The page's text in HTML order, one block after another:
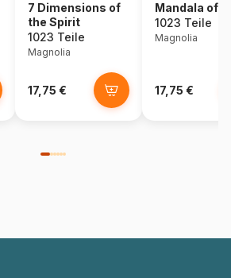
7 Dimensions of
the Spirit
1023 Teile
Magnolia
17,75 €
Mandala of
1023 Teile
Magnolia
17,75 €